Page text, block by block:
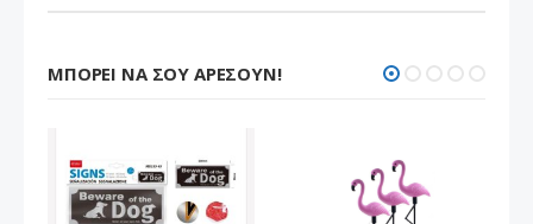
ΜΠΟΡΕΊ ΝΑ ΣΟΥ ΑΡΈΣΟΥΝ!